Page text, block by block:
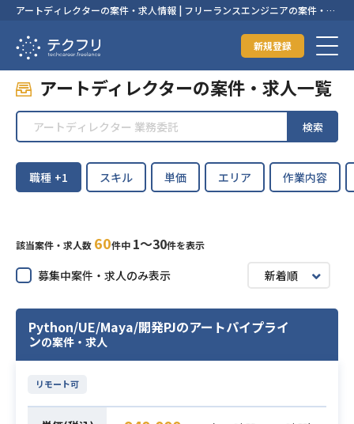
アートディレクターの案件・求人情報 | フリーランスエンジニアの案件・求
新規登録
アートディレクターの案件・求人一覧
検索
職種 +1 スキル 単価 エリア 作業内容
該当案件・求人数 60件中 1〜30件を表示
募集中案件・求人のみ表示 新着順
Python/UE/Maya/開発PJのアートパイプライ
ンの案件・求人
リモート可